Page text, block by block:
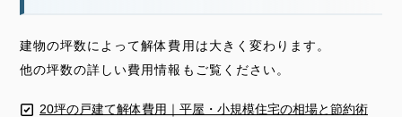
建物の坪数によって解体費用は大きく変わります。
他の坪数の詳しい費用情報もご覧ください。
20坪の戸建て解体費用｜平屋・小規模住宅の相場と節約術